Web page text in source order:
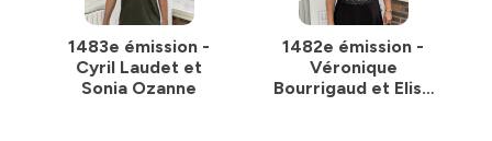
1483e émission -
Cyril Laudet et
Sonia Ozanne
1482e émission -
Véronique
Bourrigaud et Elise